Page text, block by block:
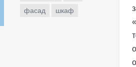
фасад
шкаф